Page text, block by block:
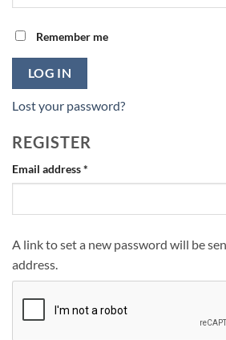
Remember me
LOG IN
Lost your password?
REGISTER
Email address*
A link to set a new password will be
address.